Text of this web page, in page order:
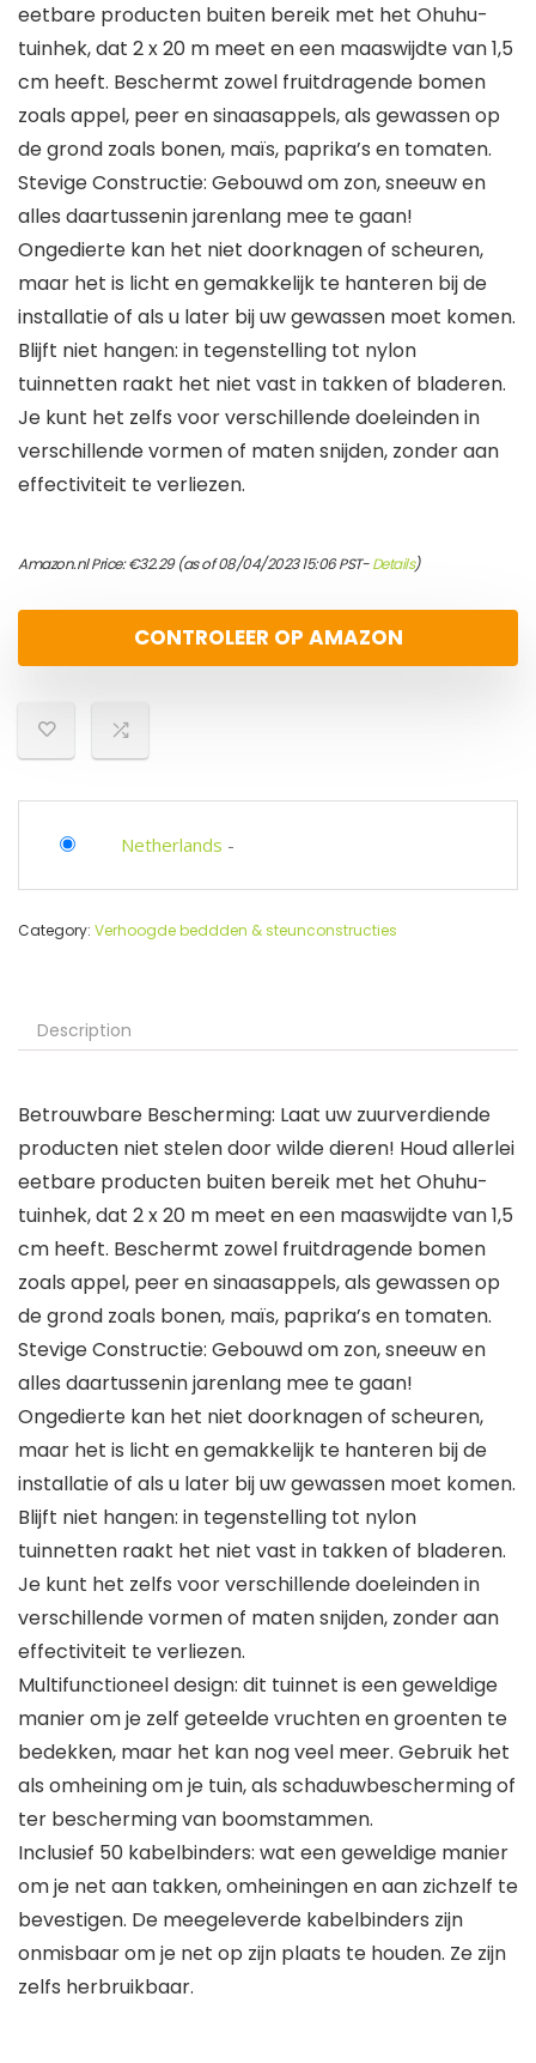
eetbare producten buiten bereik met het Ohuhu-
tuinhek, dat 2 x 20 m meet en een maaswijdte van 1,5
cm heeft. Beschermt zowel fruitdragende bomen
zoals appel, peer en sinaasappels, als gewassen op
de grond zoals bonen, maïs, paprika’s en tomaten.
Stevige Constructie: Gebouwd om zon, sneeuw en
alles daartussenin jarenlang mee te gaan!
Ongedierte kan het niet doorknagen of scheuren,
maar het is licht en gemakkelijk te hanteren bij de
installatie of als u later bij uw gewassen moet komen.
Blijft niet hangen: in tegenstelling tot nylon
tuinnetten raakt het niet vast in takken of bladeren.
Je kunt het zelfs voor verschillende doeleinden in
verschillende vormen of maten snijden, zonder aan
effectiviteit te verliezen.
Amazon.nl Price:€32.29(as of 08/04/2023 15:06 PST-Details)
CONTROLEER OP AMAZON
Netherlands -
Category: Verhoogde beddden & steunconstructies
Description
Betrouwbare Bescherming: Laat uw zuurverdiende
producten niet stelen door wilde dieren! Houd allerlei
eetbare producten buiten bereik met het Ohuhu-
tuinhek, dat 2 x 20 m meet en een maaswijdte van 1,5
cm heeft. Beschermt zowel fruitdragende bomen
zoals appel, peer en sinaasappels, als gewassen op
de grond zoals bonen, maïs, paprika’s en tomaten.
Stevige Constructie: Gebouwd om zon, sneeuw en
alles daartussenin jarenlang mee te gaan!
Ongedierte kan het niet doorknagen of scheuren,
maar het is licht en gemakkelijk te hanteren bij de
installatie of als u later bij uw gewassen moet komen.
Blijft niet hangen: in tegenstelling tot nylon
tuinnetten raakt het niet vast in takken of bladeren.
Je kunt het zelfs voor verschillende doeleinden in
verschillende vormen of maten snijden, zonder aan
effectiviteit te verliezen.
Multifunctioneel design: dit tuinnet is een geweldige
manier om je zelf geteelde vruchten en groenten te
bedekken, maar het kan nog veel meer. Gebruik het
als omheining om je tuin, als schaduwbescherming of
ter bescherming van boomstammen.
Inclusief 50 kabelbinders: wat een geweldige manier
om je net aan takken, omheiningen en aan zichzelf te
bevestigen. De meegeleverde kabelbinders zijn
onmisbaar om je net op zijn plaats te houden. Ze zijn
zelfs herbruikbaar.